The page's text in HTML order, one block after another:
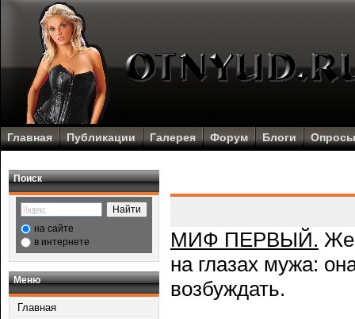
Главная Публикации Галерея Форум Блоги Опросы
Поиск
на сайте
в интернете
Меню
Главная
МИФ ПЕРВЫЙ.
на глазах мужа:
возбуждать.